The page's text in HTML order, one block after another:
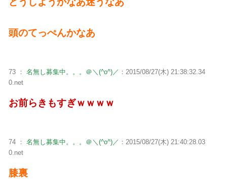
頭のてっぺんかなあ
73 ： 名無し募集中。。。＠＼(^o^)／ ：2015/08/27(木) 21:38:32.34
0.net
お前らきもすぎｗｗｗｗ
74 ： 名無し募集中。。。＠＼(^o^)／ ：2015/08/27(木) 21:40:28.03
0.net
膝裏